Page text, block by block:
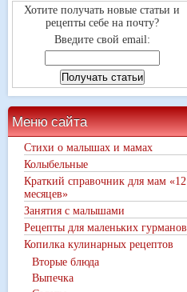
Хотите получать новые статьи и
рецепты себе на почту?
Введите свой email:
Меню сайта
Стихи о малышах и мамах
Колыбельные
Краткий справочник для мам «12
месяцев»
Занятия с малышами
Рецепты для маленьких гурманов
Копилка кулинарных рецептов
Вторые блюда
Выпечка